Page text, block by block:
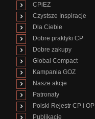
CPiEZ
Czystsze Inspiracje
Dla Ciebie
Dobre praktyki CP
Dobre zakupy
Global Compact
Kampania GOZ
Nasze akcje
Patronaty
Polski Rejestr CP i OP
Publikacje